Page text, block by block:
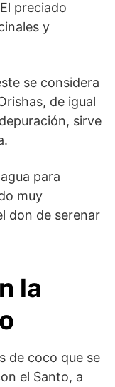
preciado
y
se considera
de igual
sirve
para
muy
don de serenar
la
de coco que se
el Santo, a